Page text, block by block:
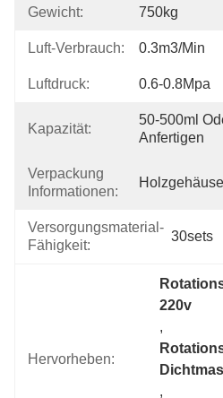
Gewicht: 750kg
Luft-Verbrauch: 0.3m3/min
Luftdruck: 0.6-0.8Mpa
Kapazität:
50-500ml
Anfertigen
Verpackung
Informationen:
Holzgehäuse
Versorgungsmaterial-
Fähigkeit:
30sets
Hervorheben:
220v
,
,